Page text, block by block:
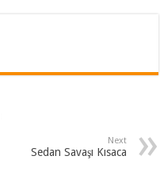
Next
Sedan Savaşı Kısaca